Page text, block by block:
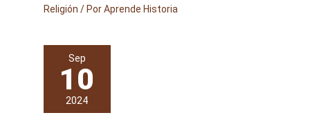
Religión / PorAprende Historia
Sep
10
2024